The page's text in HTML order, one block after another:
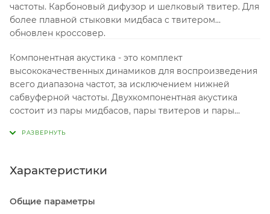
частоты. Карбоновый дифузор и шелковый твитер. Для
более плавной стыковки мидбаса с твитером
обновлен кроссовер.
Компонентная акустика - это комплект
высококачественных динамиков для воспроизведения
всего диапазона частот, за исключением нижней
сабвуферной частоты. Двухкомпонентная акустика
состоит из пары мидбасов, пары твитеров и пары
аудиосистеме добавляются пара среднечастотных
Характеристики
Общие параметры